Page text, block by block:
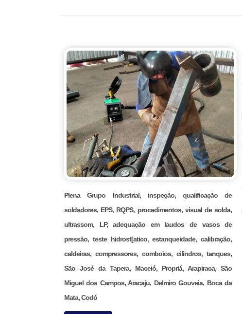
Plena Grupo Industrial, inspeção, qualificação de
soldadores, EPS, RQPS, procedimentos, visual de solda,
ultrassom, LP, adequação em laudos de vasos de
pressão, teste hidrost[atico, estanqueidade, calibração,
caldeiras, compressores, comboios, cilindros, tanques,
São José da Tapera, Maceió, Propriá, Arapiraca, São
Miguel dos Campos, Aracaju, Delmiro Gouveia, Boca da
Mata, Codó